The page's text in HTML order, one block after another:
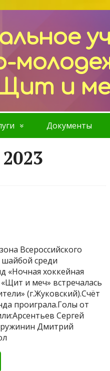
и
Документы
Всероссийского
среди
«Ночная хоккейная
и меч» встречалась
(г.Жуковский).Счёт
проиграла.Голы от
Сергей
Дмитрий